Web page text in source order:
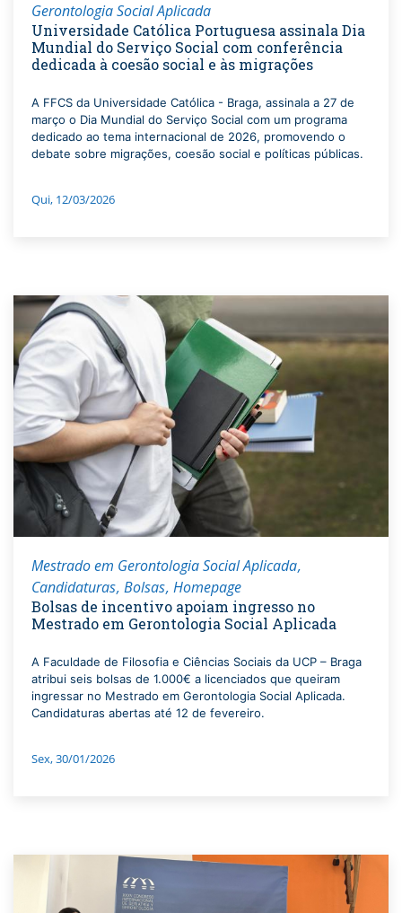
Gerontologia Social Aplicada
Universidade Católica Portuguesa assinala Dia
Mundial do Serviço Social com conferência
dedicada à coesão social e às migrações
A FFCS da Universidade Católica - Braga, assinala a 27 de
março o Dia Mundial do Serviço Social com um programa
dedicado ao tema internacional de 2026, promovendo o
debate sobre migrações, coesão social e políticas públicas.
Qui, 12/03/2026
Mestrado em Gerontologia Social Aplicada
Candidaturas Bolsas Homepage
Bolsas de incentivo apoiam ingresso no
Mestrado em Gerontologia Social Aplicada
A Faculdade de Filosofia e Ciências Sociais da UCP – Braga
atribui seis bolsas de 1.000€ a licenciados que queiram
ingressar no Mestrado em Gerontologia Social Aplicada.
Candidaturas abertas até 12 de fevereiro.
Sex, 30/01/2026